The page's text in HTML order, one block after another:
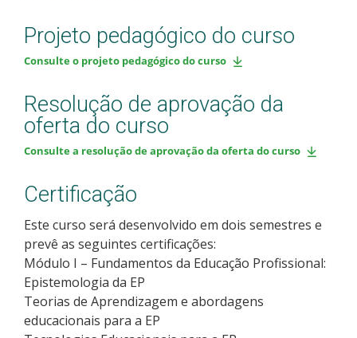
Projeto pedagógico do curso
Consulte o projeto pedagógico do curso
Resolução de aprovação da
oferta do curso
Consulte a resolução de aprovação da oferta do curso
Certificação
Este curso será desenvolvido em dois semestres e
prevê as seguintes certificações:
Módulo I – Fundamentos da Educação Profissional:
Epistemologia da EP
Teorias de Aprendizagem e abordagens
educacionais para a EP